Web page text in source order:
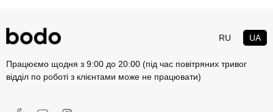
RU UA
Працюємо щодня з 9:00 до 20:00 (під час повітряних тривог
відділ по роботі з клієнтами може не працювати)